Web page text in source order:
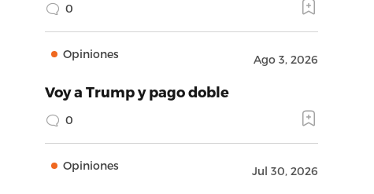
0
Opiniones Ago 3, 2026
Voy a Trump y pago doble
0
Opiniones Jul 30, 2026